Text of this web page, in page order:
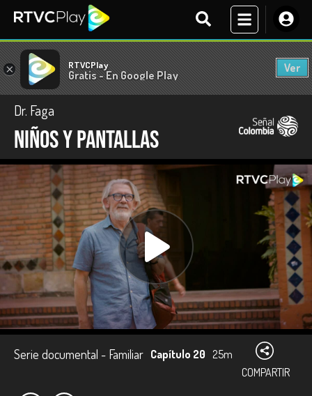
× RTVCPlay
Gratis - En Google Play
Ver
Dr. Faga
Niños y pantallas
Serie documental - Familiar Capítulo 20 25m
COMPARTIR